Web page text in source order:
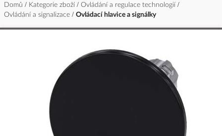
Domů Kategorie zboží
Ovládání a regulace technologií
Ovládání a signalizace
Ovládací hlavice a signálky